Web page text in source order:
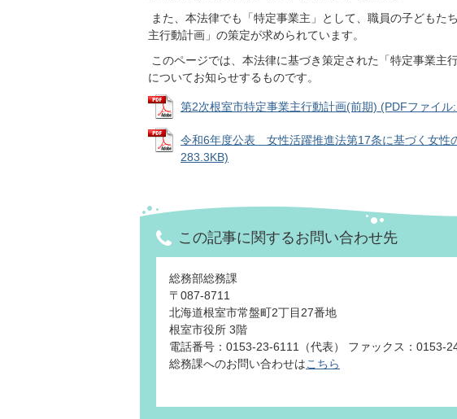
また、本法律でも「特定事業主」として、職員の子どもた
主行動計画」の策定が求められています。
このページでは、本法律に基づき策定された「特定事業主
についてお知らせするものです。
第2次根室市特定事業主行動計画(前期) (PDFファイル
令和6年度公表 女性活躍推進法第17条に基づく女性
283.3KB)
この記事に関するお問い合わせ先
総務部総務課
〒087-8711
北海道根室市常盤町2丁目27番地
根室市役所 3階
電話番号：0153-23-6111（代表） ファックス：0153-
総務課へのお問い合わせはこちら